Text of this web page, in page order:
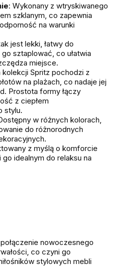
: Wykonany z wtryskiwanego
szklanym, co zapewnia
na warunki
jest lekki, łatwy do
sztaplować, co ułatwia
miejsce.
kolekcji Spritz pochodzi z
na plażach, co nadaje jej
Prostota formy łączy
z ciepłem
stylu.
w różnych kolorach,
do różnorodnych
z myślą o komforcie
idealnym do relaksu na
nowoczesnego
co czyni go
stylowych mebli